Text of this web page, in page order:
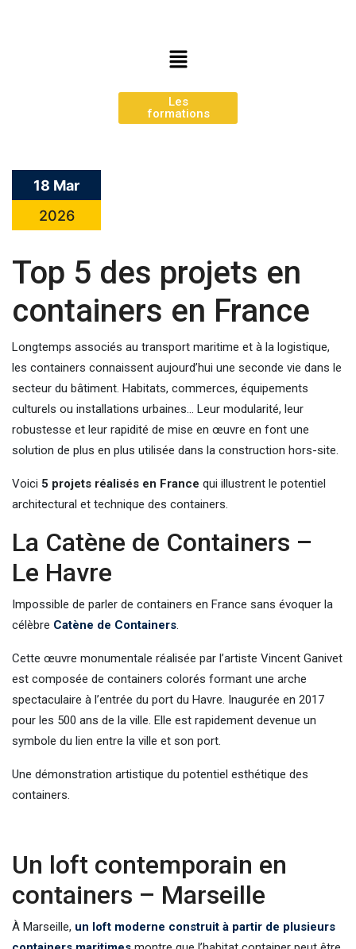
Les
formations
18 Mar
2026
Top 5 des projets en
containers en France
Longtemps associés au transport maritime et à la logistique,
les containers connaissent aujourd’hui une seconde vie dans le
secteur du bâtiment. Habitats, commerces, équipements
culturels ou installations urbaines… Leur modularité, leur
robustesse et leur rapidité de mise en œuvre en font une
solution de plus en plus utilisée dans la construction hors-site.
Voici 5 projets réalisés en France qui illustrent le potentiel
architectural et technique des containers.
La Catène de Containers –
Le Havre
Impossible de parler de containers en France sans évoquer la
célèbre Catène de Containers.
Cette œuvre monumentale réalisée par l’artiste Vincent Ganivet
est composée de containers colorés formant une arche
spectaculaire à l’entrée du port du Havre. Inaugurée en 2017
pour les 500 ans de la ville. Elle est rapidement devenue un
symbole du lien entre la ville et son port.
Une démonstration artistique du potentiel esthétique des
containers.
Un loft contemporain en
containers – Marseille
À Marseille, un loft moderne construit à partir de plusieurs